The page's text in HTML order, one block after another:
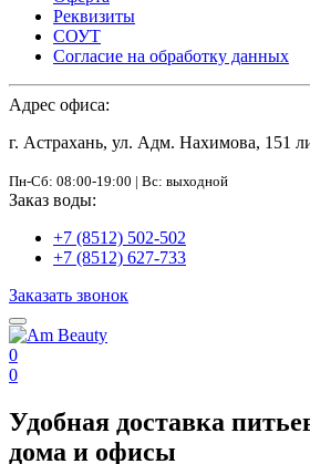
Реквизиты
СОУТ
Согласие на обработку данных
Адрес офиса:
г. Астрахань, ул. Адм. Нахимова, 151
Пн-Сб: 08:00-19:00 | Вс: выходной
Заказ воды:
+7 (8512) 502-502
+7 (8512) 627-733
Заказать звонок
0
0
Удобная доставка
дома и офисы